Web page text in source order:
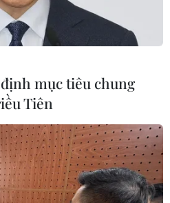
1-2/1/2019.
mục tiêu chung
Tiên